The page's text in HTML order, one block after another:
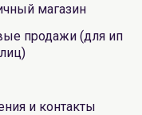
магазин
продажи (для ип
и контакты